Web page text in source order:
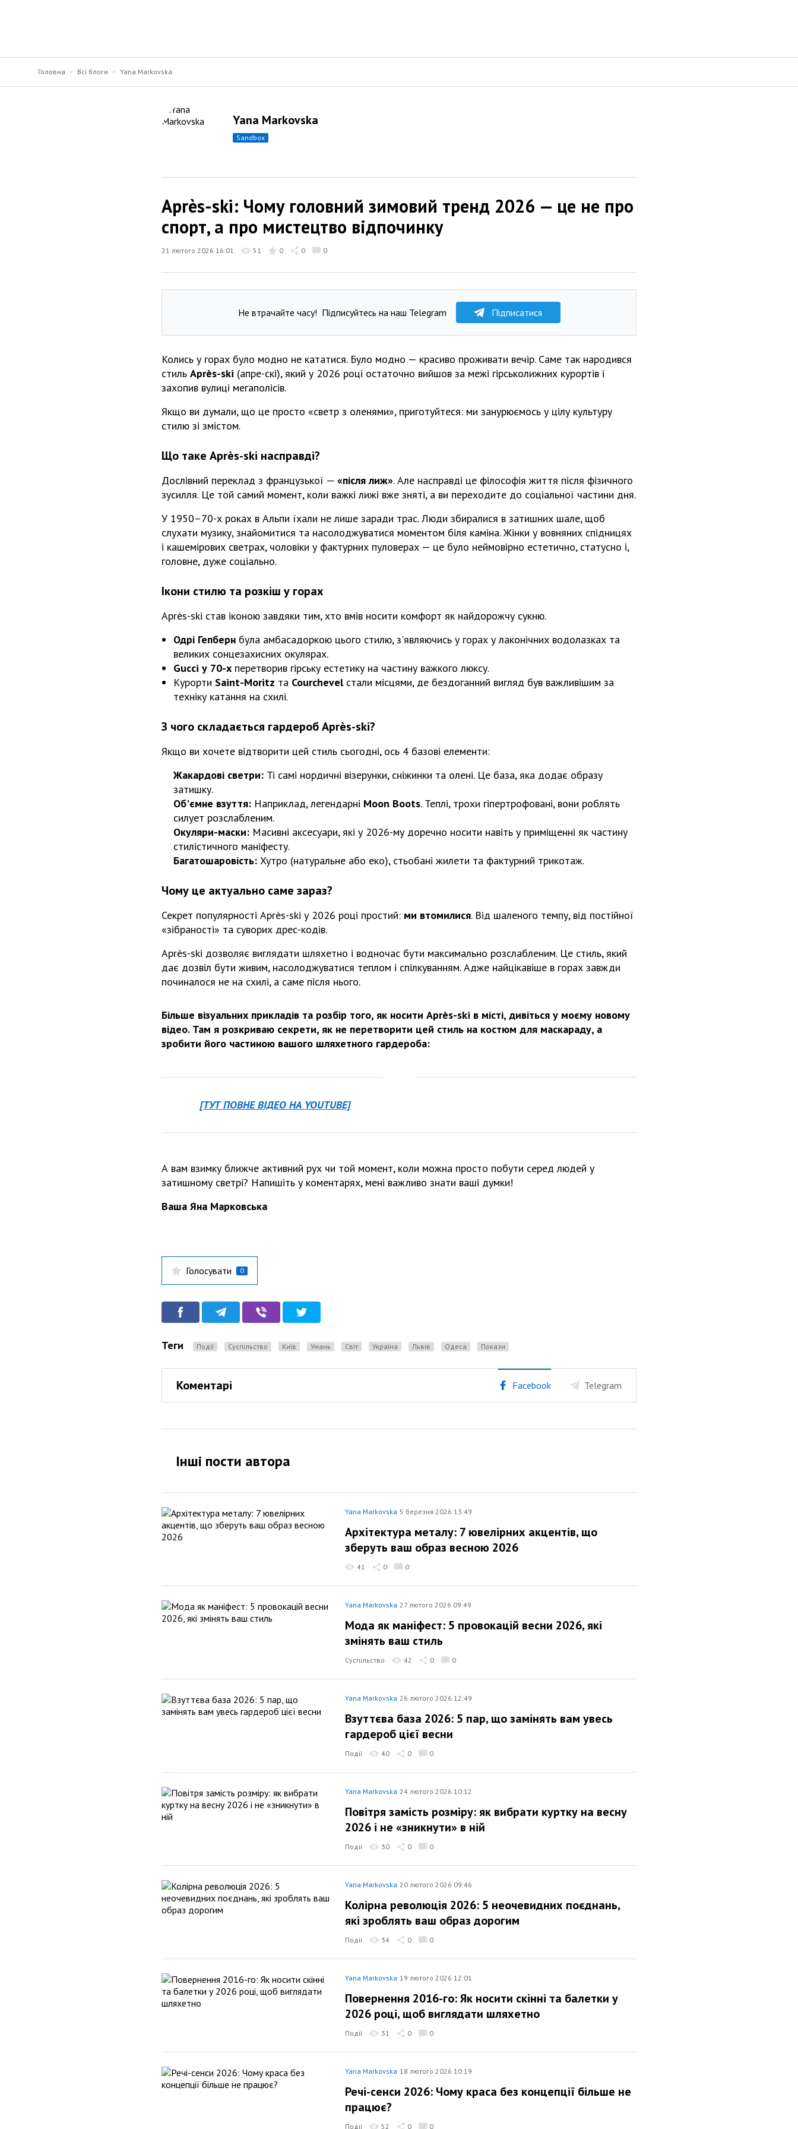
Головна Всі блоги Yana Markovska
Yana Markovska
sandbox
Après-ski: Чому головний зимовий тренд 2026 — це не про
спорт, а про мистецтво відпочинку
21 лютого 2026 16:01 51 0 0 0
Не втрачайте часу! Підписуйтесь на наш Telegram Підписатися
Колись у горах було модно не кататися. Було модно — красиво проживати вечір. Саме так народився
стиль Après-ski (апре-скі), який у 2026 році остаточно вийшов за межі гірськолижних курортів і
захопив вулиці мегаполісів.
Якщо ви думали, що це просто «светр з оленями», приготуйтеся: ми занурюємось у цілу культуру
стилю зі змістом.
Що таке Après-ski насправді?
Дослівний переклад з французької — «після лиж». Але насправді це філософія життя після фізичного
зусилля. Це той самий момент, коли важкі лижі вже зняті, а ви переходите до соціальної частини дня.
У 1950–70-х роках в Альпи їхали не лише заради трас. Люди збиралися в затишних шале, щоб
слухати музику, знайомитися та насолоджуватися моментом біля каміна. Жінки у вовняних спідницях
і кашемірових светрах, чоловіки у фактурних пуловерах — це було неймовірно естетично, статусно і,
головне, дуже соціально.
Ікони стилю та розкіш у горах
Après-ski став іконою завдяки тим, хто вмів носити комфорт як найдорожчу сукню.
Одрі Гепберн була амбасадоркою цього стилю, з'являючись у горах у лаконічних водолазках та
великих сонцезахисних окулярах.
Gucci у 70-х перетворив гірську естетику на частину важкого люксу.
Курорти Saint-Moritz та Courchevelстали місцями, де бездоганний вигляд був важливішим за
техніку катання на схилі.
З чого складається гардероб Après-ski?
Якщо ви хочете відтворити цей стиль сьогодні, ось 4 базові елементи:
Жакардові светри: Ті самі нордичні візерунки, сніжинки та олені. Це база, яка додає образу
затишку.
Об'ємне взуття: Наприклад, легендарні Moon Boots. Теплі, трохи гіпертрофовані, вони роблять
силует розслабленим.
Окуляри-маски: Масивні аксесуари, які у 2026-му доречно носити навіть у приміщенні як частину
стилістичного маніфесту.
Багатошаровість: Хутро (натуральне або еко), стьобані жилети та фактурний трикотаж.
Чому це актуально саме зараз?
Секрет популярності Après-ski у 2026 році простий: ми втомилися. Від шаленого темпу, від постійної
«зібраності» та суворих дрес-кодів.
Après-ski дозволяє виглядати шляхетно і водночас бути максимально розслабленим. Це стиль, який
дає дозвіл бути живим, насолоджуватися теплом і спілкуванням. Адже найцікавіше в горах завжди
починалося не на схилі, а саме після нього.
Більше візуальних прикладів та розбір того, як носити Après-ski в місті, дивіться у моєму новому
відео. Там я розкриваю секрети, як не перетворити цей стиль на костюм для маскараду, а
зробити його частиною вашого шляхетного гардероба:
[ТУТ ПОВНЕ ВІДЕО НА YOUTUBE]
А вам взимку ближче активний рух чи той момент, коли можна просто побути серед людей у
затишному светрі? Напишіть у коментарях, мені важливо знати ваші думки!
Ваша Яна Марковська
Голосувати 0
Теги Події Суспільство Київ Умань Світ Україна Львів одеса Покази
Коментарі Facebook Telegram
Інші пости автора
Yana Markovska 5 березня 2026 13:49
Архітектура металу: 7 ювелірних акцентів, що
зберуть ваш образ весною 2026
41 0 0
Yana Markovska 27 лютого 2026 09:49
Мода як маніфест: 5 провокацій весни 2026, які
змінять ваш стиль
Суспільство 42 0 0
Yana Markovska 26 лютого 2026 12:49
Взуттєва база 2026: 5 пар, що замінять вам увесь
гардероб цієї весни
Події 40 0 0
Yana Markovska 24 лютого 2026 10:12
Повітря замість розміру: як вибрати куртку на весну
2026 і не «зникнути» в ній
Події 30 0 0
Yana Markovska 20 лютого 2026 09:46
Колірна революція 2026: 5 неочевидних поєднань,
які зроблять ваш образ дорогим
Події 34 0 0
Yana Markovska 19 лютого 2026 12:01
Повернення 2016-го: Як носити скінні та балетки у
2026 році, щоб виглядати шляхетно
Події 31 0 0
Yana Markovska 18 лютого 2026 10:19
Речі-сенси 2026: Чому краса без концепції більше не
працює?
Події 52 0 0